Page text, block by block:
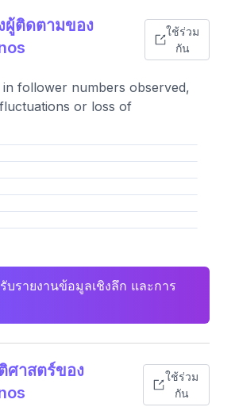
ผู้ติดตามของ
ใช้ร่วม
กัน
follower numbers observed,
or loss of
รายงานข้อมูลเชิงลึก และการ
ศาสตร์ของ
ใช้ร่วม
กัน